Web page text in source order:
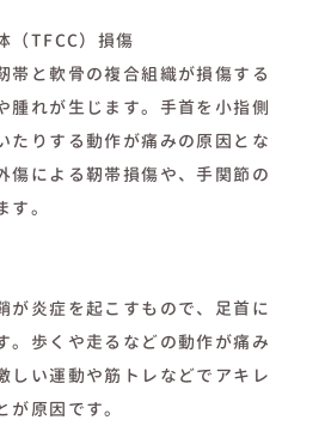
（TFCC）損傷
帯と軟骨の複合組織が損傷する
腫れが生じます。手首を小指側
たりする動作が痛みの原因とな
傷による靭帯損傷や、手関節の
。
が炎症を起こすもので、足首に
。歩くや走るなどの動作が痛み
しい運動や筋トレなどでアキレ
が原因です。